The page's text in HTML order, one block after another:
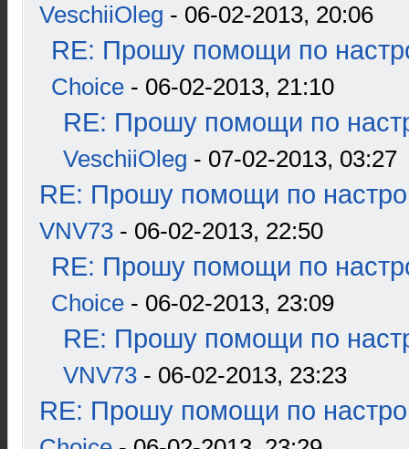
VeschiiOleg - 06-02-2013, 20:06
RE: Прошу помощи по
Choice - 06-02-2013, 21:10
RE: Прошу помощи по
VeschiiOleg - 07-02-2013, 03:27
RE: Прошу помощи по
VNV73 - 06-02-2013, 22:50
RE: Прошу помощи по
Choice - 06-02-2013, 23:09
RE: Прошу помощи по
VNV73 - 06-02-2013, 23:23
RE: Прошу помощи по